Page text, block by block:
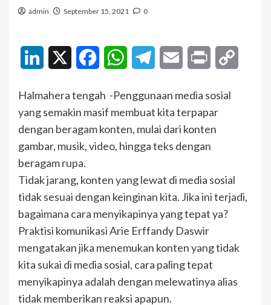
admin September 15, 2021 0
LinkedIn FacebookWhatsAppTelegramEmail Print
Halmahera tengah -Penggunaan media sosial
yang semakin masif membuat kita terpapar
dengan beragam konten, mulai dari konten
gambar, musik, video, hingga teks dengan
beragam rupa.
Tidak jarang, konten yang lewat di media sosial
tidak sesuai dengan keinginan kita. Jika ini terjadi,
bagaimana cara menyikapinya yang tepat ya?
Praktisi komunikasi Arie Erffandy Daswir
mengatakan jika menemukan konten yang tidak
kita sukai di media sosial, cara paling tepat
menyikapinya adalah dengan melewatinya alias
tidak memberikan reaksi apapun.